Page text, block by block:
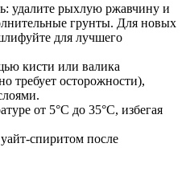
удалите рыхлую ржавчину и
грунты. Для новых
для лучшего
кисти или валика
требует осторожности),
от 5°C до 35°C, избегая
спиритом после